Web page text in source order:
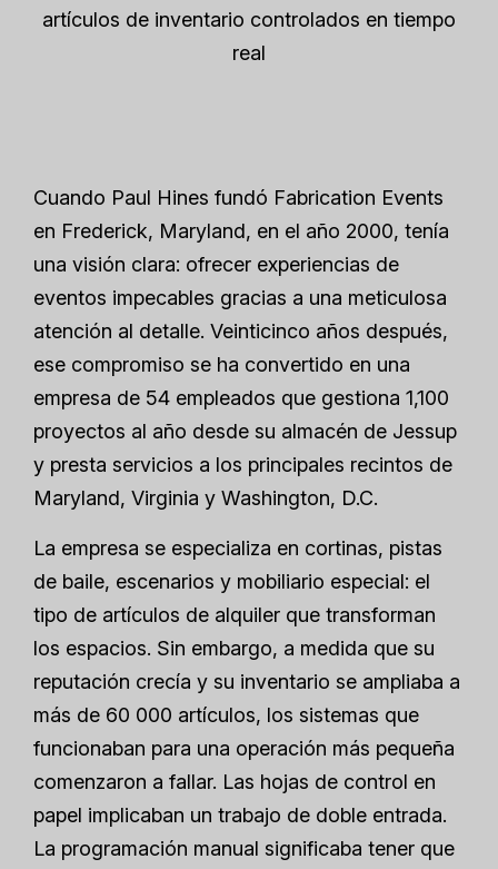
artículos de inventario controlados en tiempo
real
Cuando Paul Hines fundó Fabrication Events
en Frederick, Maryland, en el año 2000, tenía
una visión clara: ofrecer experiencias de
eventos impecables gracias a una meticulosa
atención al detalle. Veinticinco años después,
ese compromiso se ha convertido en una
empresa de 54 empleados que gestiona 1,100
proyectos al año desde su almacén de Jessup
y presta servicios a los principales recintos de
Maryland, Virginia y Washington, D.C.
La empresa se especializa en cortinas, pistas
de baile, escenarios y mobiliario especial: el
tipo de artículos de alquiler que transforman
los espacios. Sin embargo, a medida que su
reputación crecía y su inventario se ampliaba a
más de 60 000 artículos, los sistemas que
funcionaban para una operación más pequeña
comenzaron a fallar. Las hojas de control en
papel implicaban un trabajo de doble entrada.
La programación manual significaba tener que